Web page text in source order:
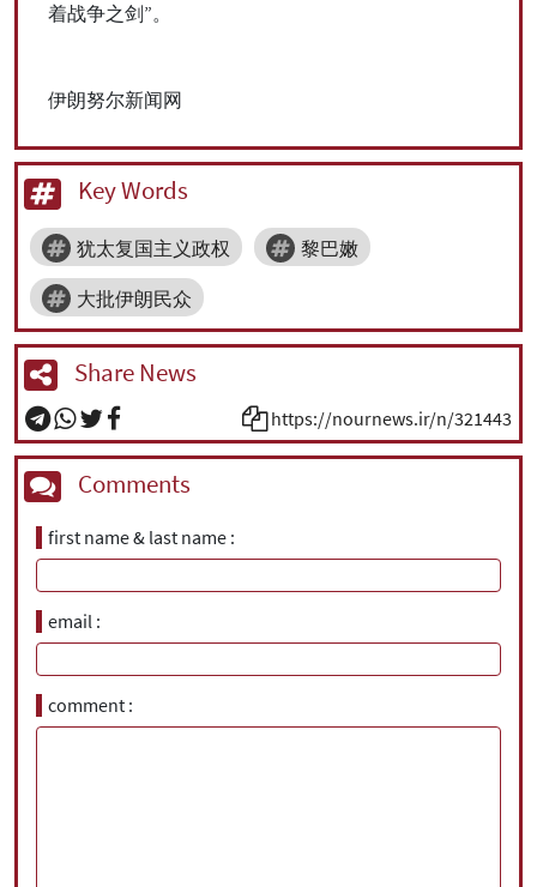
着战争之剑”。
伊朗努尔新闻网
Key Words
犹太复国主义政权 黎巴嫩
大批伊朗民众
Share News
https://nournews.ir/n/321443
Comments
first name & last name
email
comment